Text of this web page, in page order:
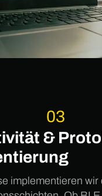
03
&
implementieren wir